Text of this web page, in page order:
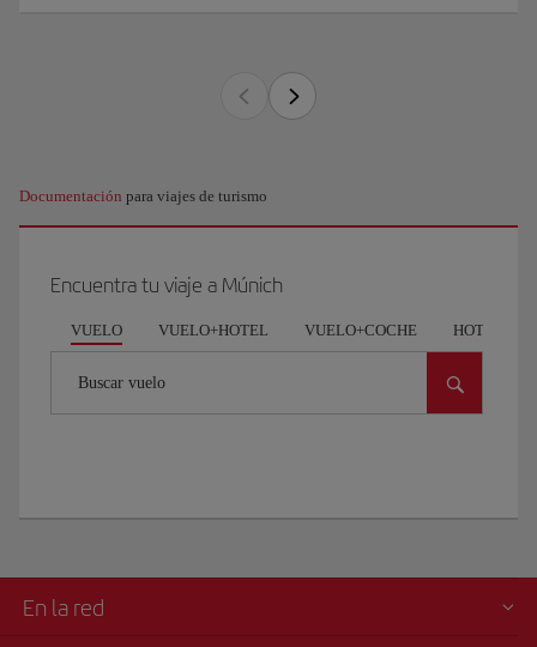
Documentación para viajes de turismo
Encuentra tu viaje a Múnich
VUELO VUELO+HOTEL VUELO+COCHE HOTEL
Buscar vuelo
En la red